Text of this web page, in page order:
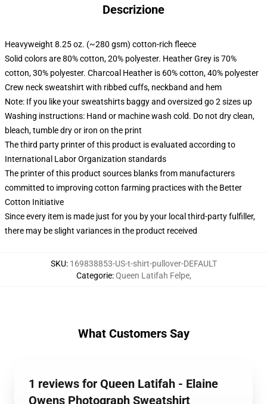
Descrizione
Heavyweight 8.25 oz. (~280 gsm) cotton-rich fleece
Solid colors are 80% cotton, 20% polyester. Heather Grey is 70%
cotton, 30% polyester. Charcoal Heather is 60% cotton, 40% polyester
Crew neck sweatshirt with ribbed cuffs, neckband and hem
Note: If you like your sweatshirts baggy and oversized go 2 sizes up
Washing instructions: Hand or machine wash cold. Do not dry clean,
bleach, tumble dry or iron on the print
The third party printer of this product is evaluated according to
International Labor Organization standards
The printer of this product sources blanks from manufacturers
committed to improving cotton farming practices with the Better
Cotton Initiative
Since every item is made just for you by your local third-party fulfiller,
there may be slight variances in the product received
SKU: 169838853-US-t-shirt-pullover-DEFAULT
Categorie:Queen Latifah Felpe,
What Customers Say
1 reviews for Queen Latifah - Elaine
Owens Photograph Sweatshirt